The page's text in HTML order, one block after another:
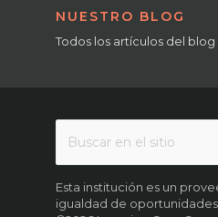
NUESTRO BLOG
Todos los artículos del blog
Esta institución es un
igualdad de oportunidades.